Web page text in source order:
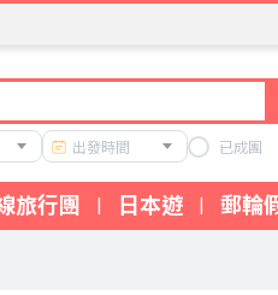
出發時間 已成團
旅行團 | 日本遊 | 郵輪